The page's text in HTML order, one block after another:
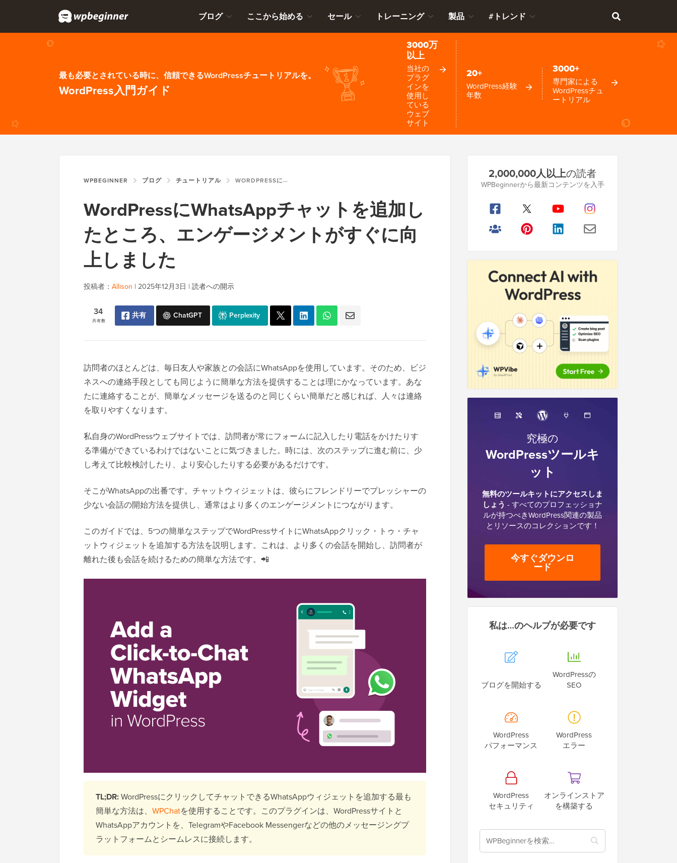
ブログ ここから始める セール トレーニング 製品 #トレンド
最も必要とされている時に、信頼できるWordPressチュートリアルを。
WordPress入門ガイド
3000万
以上
当社の
プラグ
インを
使用し
ている
ウェブ
サイト
20+
WordPress経験
年数
3000+
専門家による
WordPressチュ
ートリアル
WPBEGINNER ブログ チュートリアル WORDPRESSにWHATSAPPチャットを追加したところ、エンゲージメントがすぐに向上しました
WordPressにWhatsAppチャットを追加し
たところ、エンゲージメントがすぐに向
上しました
投稿者： Allison | 2025年12月3日 | 読者への開示
共有数
34 共有 ChatGPT Perplexity
訪問者のほとんどは、毎日友人や家族との会話にWhatsAppを使用しています。そのため、ビジ
ネスへの連絡手段としても同じように簡単な方法を提供することは理にかなっています。あな
たに連絡することが、簡単なメッセージを送るのと同じくらい簡単だと感じれば、人々は連絡
を取りやすくなります。
私自身のWordPressウェブサイトでは、訪問者が常にフォームに記入したり電話をかけたりす
る準備ができているわけではないことに気づきました。時には、次のステップに進む前に、少
し考えて比較検討したり、より安心したりする必要があるだけです。
そこがWhatsAppの出番です。チャットウィジェットは、彼らにフレンドリーでプレッシャーの
少ない会話の開始方法を提供し、通常はより多くのエンゲージメントにつながります。
このガイドでは、5つの簡単なステップでWordPressサイトにWhatsAppクリック・トゥ・チャ
ットウィジェットを追加する方法を説明します。これは、より多くの会話を開始し、訪問者が
離れた後も会話を続けるための簡単な方法です。📲
TL;DR:WordPressにクリックしてチャットできるWhatsAppウィジェットを追加する最も
簡単な方法は、 WPChatを使用することです。このプラグインは、WordPressサイトと
WhatsAppアカウントを、TelegramやFacebook Messengerなどの他のメッセージングプ
ラットフォームとシームレスに接続します。
サ
ー
2,000,000人以上の読者
WPBeginnerから最新コンテンツを入手
究極の
WordPressツールキ
ット
無料のツールキットにアクセスしま
しょう - すべてのプロフェッショナ
ルが持つべきWordPress関連の製品
とリソースのコレクションです！
今すぐダウンロ
ード
私は…のヘルプが必要です
ブログを開始する
WordPressの
SEO
WordPress
パフォーマンス
WordPress
エラー
WordPress
セキュリティ
オンラインストア
を構築する